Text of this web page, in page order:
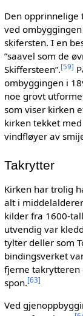
Den opprinnelige
ved
skifersten. I en
”saavel som de
Skiffersteen”.[59]
ombyggingen i
noe grovt
som viser kirken
kirken tekket
vindfløyer av
Takrytter
Kirken har trolig
alt i
kilder fra 1600-
utvendig var
tylter deller som
bindingsverket
fjerne takrytteren
spon.[63]
Ved